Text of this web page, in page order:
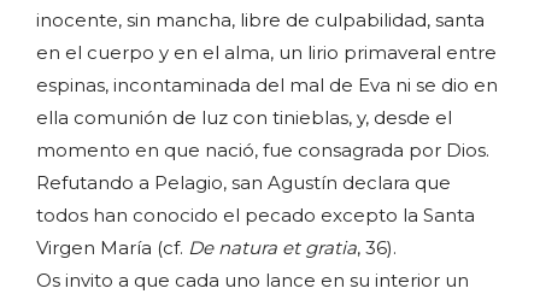
inocente, sin mancha, libre de culpabilidad, santa
en el cuerpo y en el alma, un lirio primaveral entre
espinas, incontaminada del mal de Eva ni se dio en
ella comunión de luz con tinieblas, y, desde el
momento en que nació, fue consagrada por Dios.
Refutando a Pelagio, san Agustín declara que
todos han conocido el pecado excepto la Santa
Virgen María (cf. De natura et gratia, 36).
Os invito a que cada uno lance en su interior un